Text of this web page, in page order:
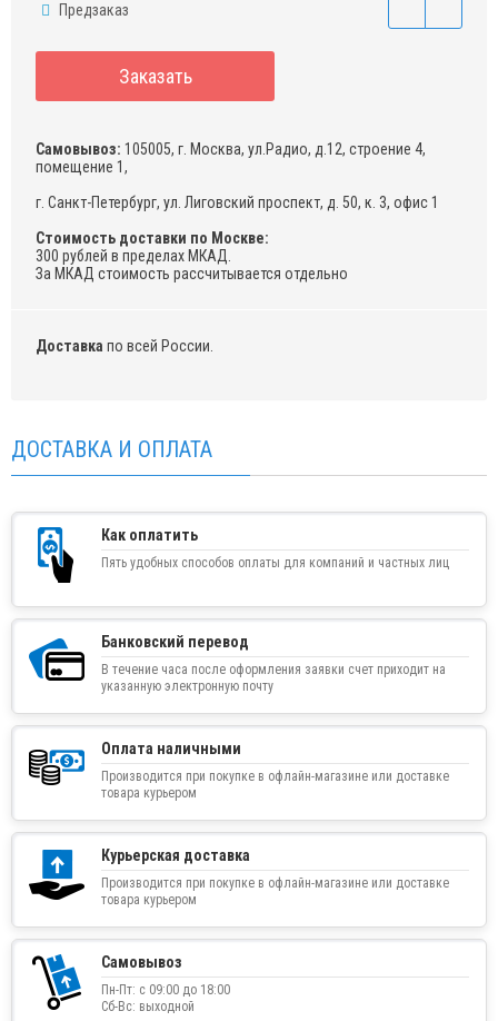
Предзаказ
Заказать
Самовывоз: 105005, г. Москва, ул.Радио, д.12, строение 4,
помещение 1,
г. Санкт-Петербург, ул. Лиговский проспект, д. 50, к. 3, офис 1
Стоимость доставки по Москве:
300 рублей в пределах МКАД.
За МКАД стоимость рассчитывается отдельно
Доставка по всей России.
ДОСТАВКА И ОПЛАТА
Как оплатить
Пять удобных способов оплаты для компаний и частных лиц
Банковский перевод
В течение часа после оформления заявки счет приходит на
указанную электронную почту
Оплата наличными
Производится при покупке в офлайн-магазине или доставке
товара курьером
Курьерская доставка
Производится при покупке в офлайн-магазине или доставке
товара курьером
Самовывоз
Пн-Пт: с 09:00 до 18:00
Сб-Вс: выходной